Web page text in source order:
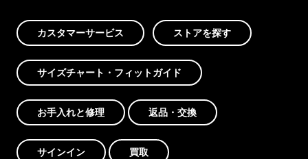
カスタマーサービス ストアを探す
サイズチャート・フィットガイド
お手入れと修理 返品・交換
サインイン 買取